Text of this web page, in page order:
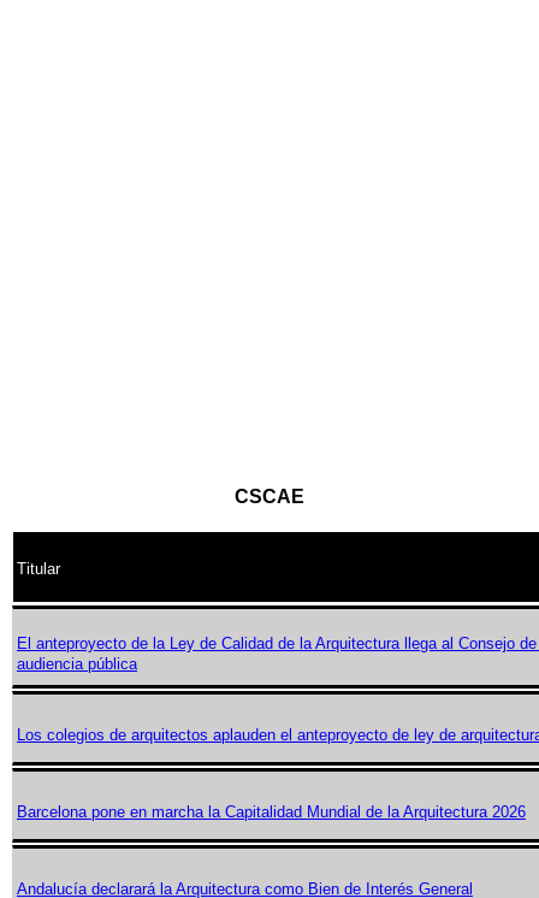
CSCAE
Titular
El anteproyecto de la Ley de Calidad de la Arquitectura llega al Consejo
audiencia pública
Los colegios de arquitectos aplauden el anteproyecto de ley de
Barcelona pone en marcha la Capitalidad Mundial de la Arquitectura 2026
Andalucía declarará la Arquitectura como Bien de Interés General